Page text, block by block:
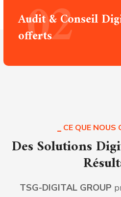
02
Audit & Conseil
offerts
CE QUE NOUS
Des Solutions
TSG-DIGITAL GROUP